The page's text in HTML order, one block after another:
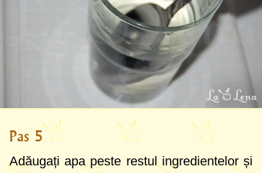
Pas 5
Adăugați apa peste restul ingredientelor și